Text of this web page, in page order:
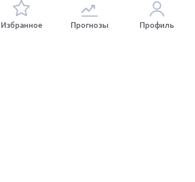
Избранное Прогнозы Профиль